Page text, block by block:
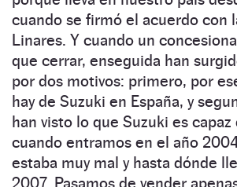
cuando se firmó el acuerdo con
Linares. Y cuando un
que cerrar, enseguida han
por dos motivos: primero, por
hay de Suzuki en España, y
han visto lo que Suzuki es capaz
cuando entramos en el año
estaba muy mal y hasta dónde
2007. Pasamos de vender